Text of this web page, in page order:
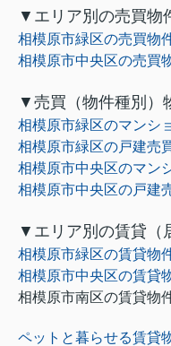
▼ エリア別の売買物
相模原市緑区の売買物
相模原市中央区の売買
▼ 売買（物件種別）
相模原市緑区のマンシ
相模原市緑区の戸建売
相模原市中央区のマン
相模原市中央区の戸建
▼ エリア別の賃貸（
相模原市緑区の賃貸物
相模原市中央区の賃貸
相模原市南区の賃貸物
ペットと暮らせる賃貸